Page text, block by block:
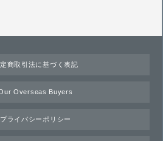
商取引法に基づく表記
Overseas Buyers
プライバシーポリシー